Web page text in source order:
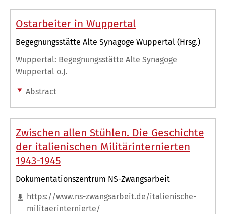
Ostarbeiter in Wuppertal
Begegnungsstätte Alte Synagoge Wuppertal (Hrsg.)
Wuppertal: Begegnungsstätte Alte Synagoge
Wuppertal o.J.
Abstract
Zwischen allen Stühlen. Die Geschichte
der italienischen Militärinternierten
1943-1945
Dokumentationszentrum NS-Zwangsarbeit
https://www.ns-zwangsarbeit.de/italienische-
militaerinternierte/